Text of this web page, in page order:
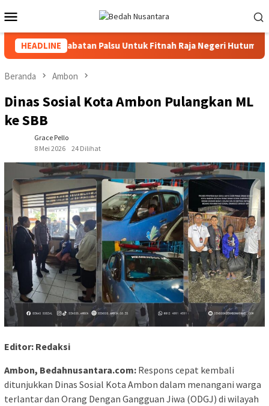
ke
kontenMobile
HEADLINE
Pakai Jabatan Palsu Untuk Fitnah Raja Negeri Hutumuri
Beranda Ambon
Dinas Sosial Kota Ambon Pulangkan ML
ke SBB
Grace Pello
8 Mei 2026
24 Dilihat
Editor: Redaksi
Ambon, Bedahnusantara.com: Respons cepat kembali
ditunjukkan Dinas Sosial Kota Ambon dalam menangani warga
terlantar dan Orang Dengan Gangguan Jiwa (ODGJ) di wilayah